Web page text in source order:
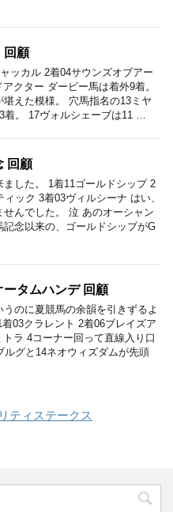
顧
ッカル 2着04サウンズオブアー
クター ダービー馬は着外9着。
堪えた模様。 穴馬指名の13ミヤ
着。 17ヴォルシェーブは11 …
回顧
ました。 1着11ゴールドシップ 2
ック 3着03ヴィルシーナ はい、
せんでした。 泣 あのオーシャン
記念以来の、ゴールドシップがG
タムハンデ 回顧
うのに夏競馬の余韻を引きずるよ
03クラレント 2着06ブレイズア
トラ 4コーナー回って直線入り口
ルグと14ネオウィズダムが先頭
ティステークス